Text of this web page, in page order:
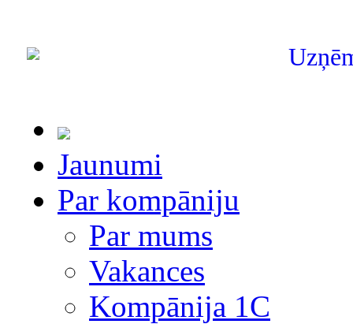
Jaunumi
Par kompāniju
Par mums
Vakances
Kompānija 1С